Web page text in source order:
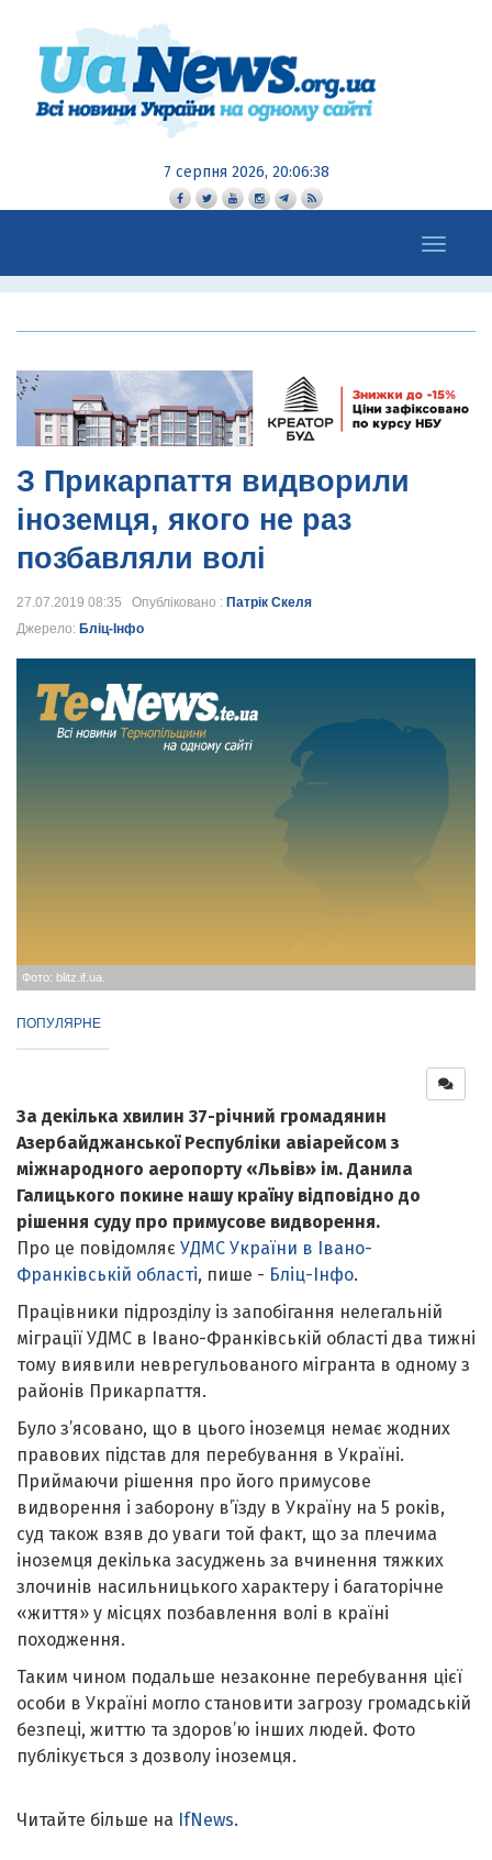
7 серпня 2026, 20:06:39
Toggle
navigation
З Прикарпаття видворили
іноземця, якого не раз
позбавляли волі
27.07.2019 08:35 Опубліковано : Патрік Скеля
Джерело: Бліц-Інфо
Фото: blitz.if.ua.
ПОПУЛЯРНЕ
За декілька хвилин 37-річний громадянин
Азербайджанської Республіки авіарейсом з
міжнародного аеропорту «Львів» ім. Данила
Галицького покине нашу країну відповідно до
рішення суду про примусове видворення.
Про це повідомляє УДМС України в Івано-
Франківській області, пише - Бліц-Інфо.
Працівники підрозділу із запобігання нелегальній
міграції УДМС в Івано-Франківській області два тижні
тому виявили неврегульованого мігранта в одному з
районів Прикарпаття.
Було з’ясовано, що в цього іноземця немає жодних
правових підстав для перебування в Україні.
Приймаючи рішення про його примусове
видворення і заборону в’їзду в Україну на 5 років,
суд також взяв до уваги той факт, що за плечима
іноземця декілька засуджень за вчинення тяжких
злочинів насильницького характеру і багаторічне
«життя» у місцях позбавлення волі в країні
походження.
Таким чином подальше незаконне перебування цієї
особи в Україні могло становити загрозу громадській
безпеці, життю та здоров’ю інших людей. Фото
публікується з дозволу іноземця.
Читайте більше на IfNews.